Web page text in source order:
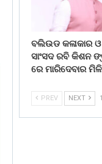
ବଲିଉଡ କଳାକାର
ସାଂସଦ ରବି କିଶନ
ରେ ମାରିଦେବାର
PREV NEXT